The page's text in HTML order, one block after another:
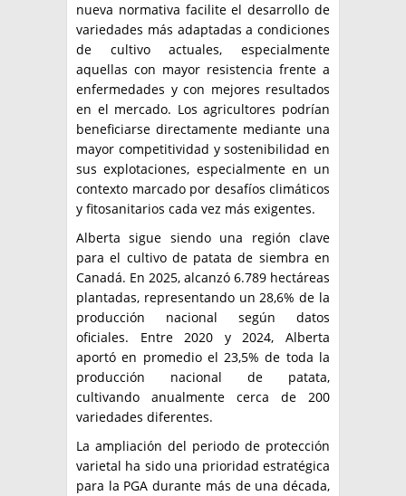
nueva normativa facilite el desarrollo de
variedades más adaptadas a condiciones
de cultivo actuales, especialmente
aquellas con mayor resistencia frente a
enfermedades y con mejores resultados
en el mercado. Los agricultores podrían
beneficiarse directamente mediante una
mayor competitividad y sostenibilidad en
sus explotaciones, especialmente en un
contexto marcado por desafíos climáticos
y fitosanitarios cada vez más exigentes.
Alberta sigue siendo una región clave
para el cultivo de patata de siembra en
Canadá. En 2025, alcanzó 6.789 hectáreas
plantadas, representando un 28,6% de la
producción nacional según datos
oficiales. Entre 2020 y 2024, Alberta
aportó en promedio el 23,5% de toda la
producción nacional de patata,
cultivando anualmente cerca de 200
variedades diferentes.
La ampliación del periodo de protección
varietal ha sido una prioridad estratégica
para la PGA durante más de una década,